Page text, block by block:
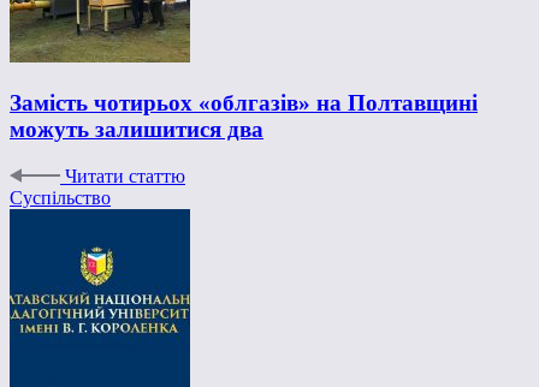
Замість чотирьох «облгазів» на Полтавщині
можуть залишитися два
Читати статтю
Суспільство